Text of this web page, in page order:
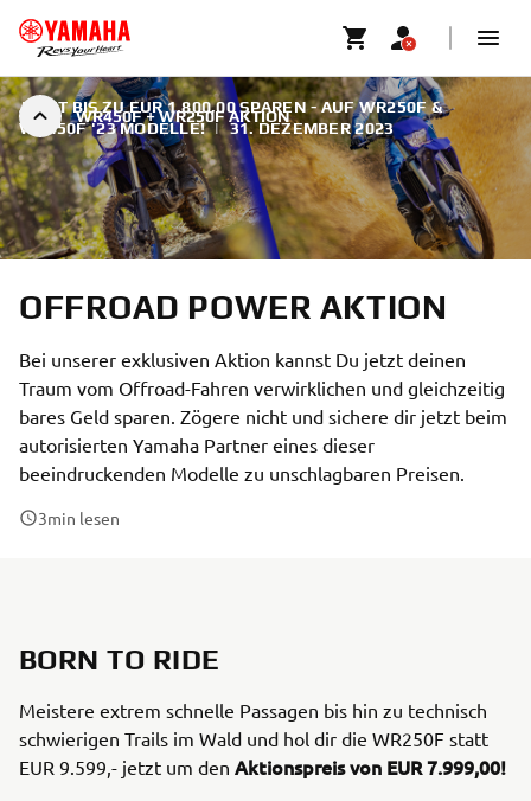
WR450F + WR250F AKTION
JETZT BIS ZU EUR 1.800,00 SPAREN - AUF WR250F &
WR450F '23 MODELLE! | 31. DEZEMBER 2023
OFFROAD POWER AKTION
Bei unserer exklusiven Aktion kannst Du jetzt deinen
Traum vom Offroad-Fahren verwirklichen und gleichzeitig
bares Geld sparen. Zögere nicht und sichere dir jetzt beim
autorisierten Yamaha Partner eines dieser
beeindruckenden Modelle zu unschlagbaren Preisen.
3min lesen
BORN TO RIDE
Meistere extrem schnelle Passagen bis hin zu technisch
schwierigen Trails im Wald und hol dir die WR250F statt
EUR 9.599,- jetzt um den Aktionspreis von EUR 7.999,00!